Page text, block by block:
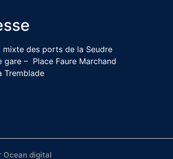
mixte des ports de la Seudre
gare – Place Faure Marchand
Tremblade
Ocean digital